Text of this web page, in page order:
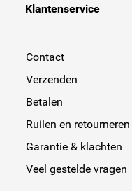
Klantenservice
Contact
Verzenden
Betalen
Ruilen en retourneren
Garantie & klachten
Veel gestelde vragen